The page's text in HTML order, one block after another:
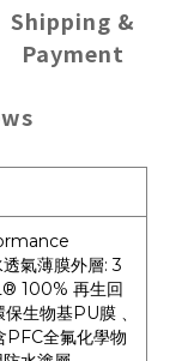
Shipping &
Payment
氣薄膜外層: 3
100% 再生回
生物基PU膜 、
PFC全氟化學物